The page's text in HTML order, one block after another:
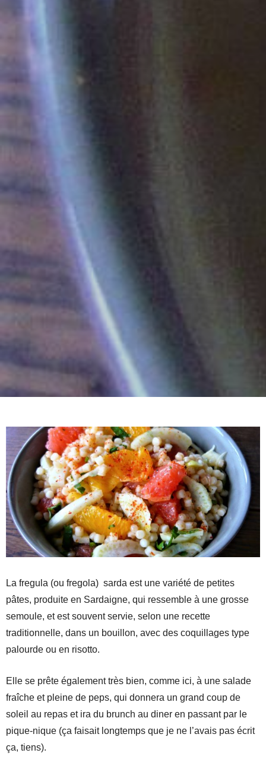
La fregula (ou fregola) sarda est une variété de petites
pâtes, produite en Sardaigne, qui ressemble à une grosse
semoule, et est souvent servie, selon une recette
traditionnelle, dans un bouillon, avec des coquillages type
palourde ou en risotto.
Elle se prête également très bien, comme ici, à une salade
fraîche et pleine de peps, qui donnera un grand coup de
soleil au repas et ira du brunch au diner en passant par le
pique-nique (ça faisait longtemps que je ne l’avais pas écrit
ça, tiens).